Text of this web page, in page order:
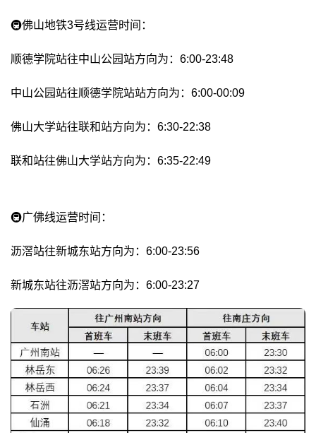
🚇佛山地铁3号线运营时间：
顺德学院站往中山公园站方向为：6:00-23:48
中山公园站往顺德学院站站方向为：6:00-00:09
佛山大学站往联和站方向为：6:30-22:38
联和站往佛山大学站方向为：6:35-22:49
🚇广佛线运营时间：
沥滘站往新城东站方向为：6:00-23:56
新城东站往沥滘站方向为：6:00-23:27